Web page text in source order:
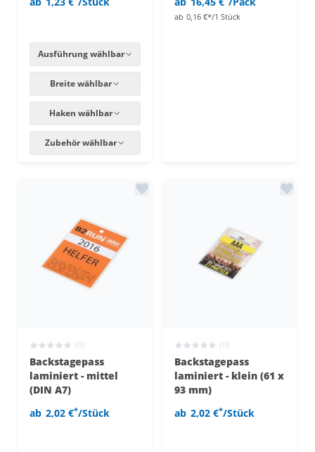
Ausführung wählbar
Breite wählbar
Haken wählbar
Zubehör wählbar
ab 0,16 €*/1 Stück
(0)
Backstagepass
laminiert - mittel
(DIN A7)
ab 2,02 €*/Stück
(0)
Backstagepass
laminiert - klein (61 x
93 mm)
ab 2,02 €*/Stück